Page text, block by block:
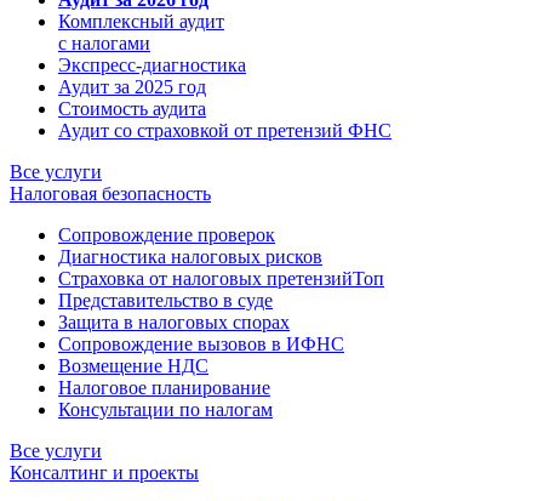
Комплексный аудит
с налогами
Экспресс-диагностика
Аудит за 2025 год
Стоимость аудита
Аудит со страховкой от претензий ФНС
Все услуги
Налоговая безопасность
Сопровождение проверок
Диагностика налоговых рисков
Страховка от налоговых претензийТоп
Представительство в суде
Защита в налоговых спорах
Сопровождение вызовов в ИФНС
Возмещение НДС
Налоговое планирование
Консультации по налогам
Все услуги
Консалтинг и проекты